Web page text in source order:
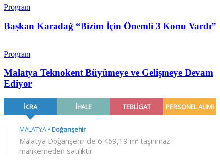
Program
Başkan Karadağ “Bizim İçin Önemli 3 Konu Vardı”
Program
Malatya Teknokent Büyümeye ve Gelişmeye Devam
Ediyor